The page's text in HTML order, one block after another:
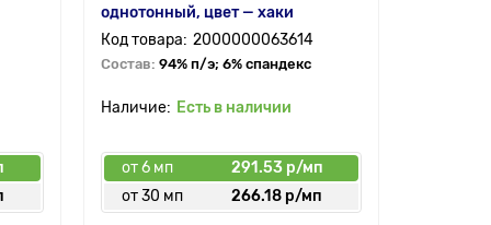
однотонный, цвет — хаки
2000000063614
Состав: 94% п/э; 6% спандекс
Есть в наличии
от 6 мп
291.53 р/мп
от 30 мп
266.18 р/мп